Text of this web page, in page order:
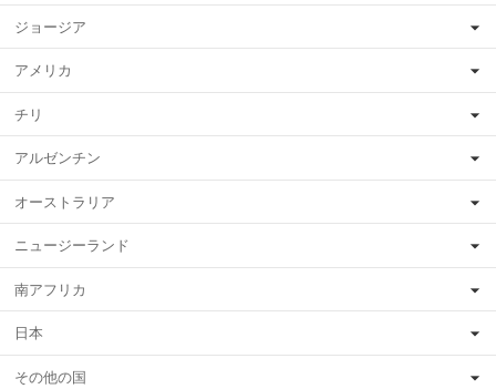
ジョージア
アメリカ
チリ
アルゼンチン
オーストラリア
ニュージーランド
南アフリカ
日本
その他の国